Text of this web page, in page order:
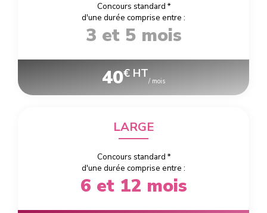
Concours standard *
d'une durée comprise entre :
3 et 5 mois
40€ HT
/ mois
LARGE
Concours standard *
d'une durée comprise entre :
6 et 12 mois